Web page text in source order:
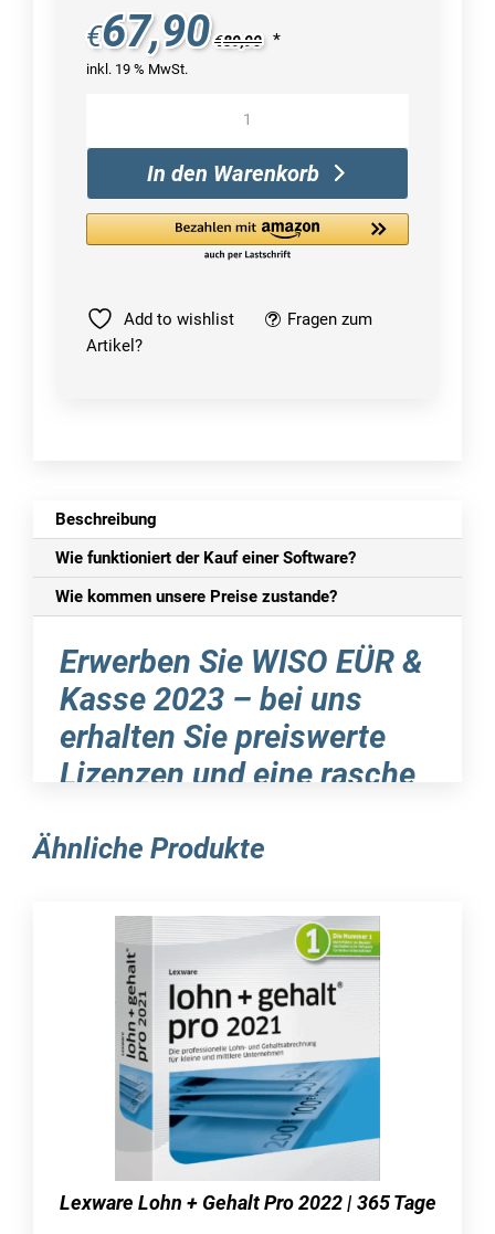
€67,90 €89,90 *
inkl. 19 % MwSt.
+
2023
Windows
die
Geschäftsjahr
In den Warenkorb
Add to wishlist
Fragen zum
Artikel?
Beschreibung
Wie funktioniert der Kauf einer Software?
Wie kommen unsere Preise zustande?
Erwerben Sie WISO EÜR &
Kasse 2023 – bei uns
erhalten Sie preiswerte
Lizenzen und eine rasche
Einnahmen-Überschuss-
Rechnung – WISO EÜR & Kasse
2023 überzeugt mit zahlreichen
Pluspunkten
Die Anwendung WISO EÜR & Kasse 2023 bietet
viele Vorteile, vor allem aufgrund ihrer leicht
verständlichen Benutzeroberfläche. Sie
brauchen sich keine Gedanken über den Einstieg
zu machen, da das Programm einfach zu
bedienen ist. Die Erfassung der laufenden
Ähnliche Produkte
Lexware Lohn + Gehalt Pro 2022 | 365 Tage